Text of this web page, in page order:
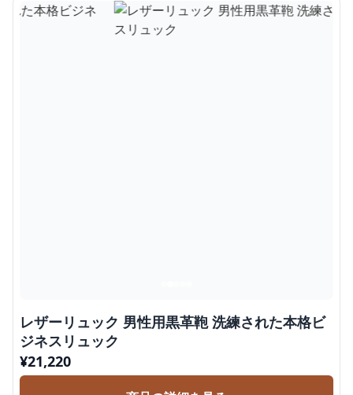
レザーリュック 男性用黒革鞄 洗練された本格ビ
ジネスリュック
¥21,220